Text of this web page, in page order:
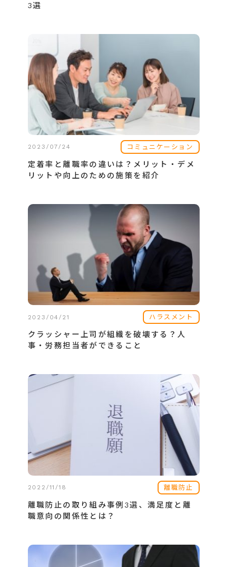
3選
2023/07/24 コミュニケーション
定着率と離職率の違いは？メリット・デメ
リットや向上のための施策を紹介
2023/04/21 ハラスメント
クラッシャー上司が組織を破壊する？人
事・労務担当者ができること
2022/11/18 離職防止
離職防止の取り組み事例3選、満足度と離
職意向の関係性とは？